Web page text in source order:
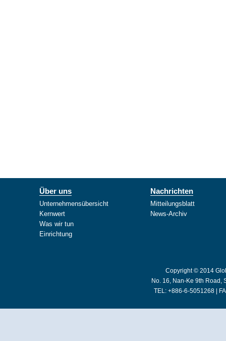
Über uns
Unternehmensübersicht
Kernwert
Was wir tun
Einrichtung
Nachrichten
Mitteilungsblatt
News-Archiv
Copyright © 2014
No. 16, Nan-Ke 9th Road,
TEL: +886-6-5051268 |